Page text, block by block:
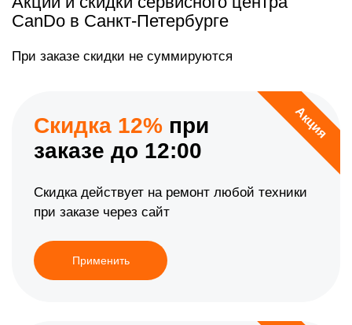
CanDo в Санкт-Петербурге
При заказе скидки не суммируются
Акция
Скидка 12% при
заказе до 12:00
Скидка действует на ремонт любой техники
при заказе через сайт
Применить